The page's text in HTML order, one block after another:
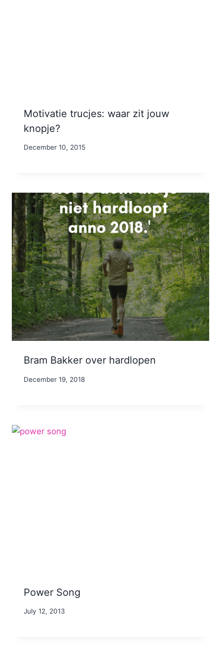
Motivatie trucjes: waar zit jouw
knopje?
By
December 10, 2015
Bram Bakker over hardlopen
By
December 19, 2018
Power Song
By
July 12, 2013